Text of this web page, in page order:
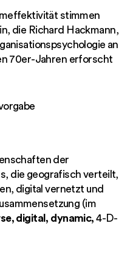
stimmen
die Richard Hackmann,
an
70er-Jahren erforscht
der
die geografisch verteilt,
digital vernetzt und
(im
digital, dynamic,4-D-